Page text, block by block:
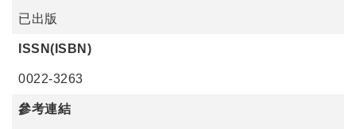
已出版
ISSN(ISBN)
0022-3263
參考連結